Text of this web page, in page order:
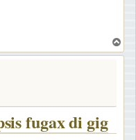
o
fugax di gig